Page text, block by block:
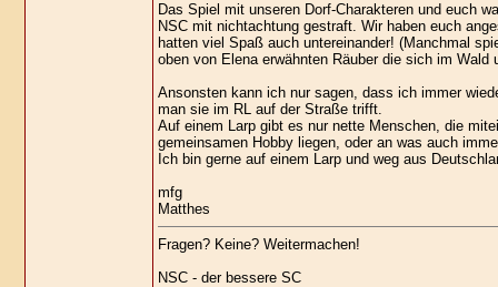
Das Spiel mit unseren Dorf-Charakteren und euch
NSC mit nichtachtung gestraft. Wir haben euch
hatten viel Spaß auch untereinander! (Manchmal
oben von Elena erwähnten Räuber die sich im Wald
Ansonsten kann ich nur sagen, dass ich immer
man sie im RL auf der Straße trifft.
Auf einem Larp gibt es nur nette Menschen, die
gemeinsamen Hobby liegen, oder an was auch
Ich bin gerne auf einem Larp und weg aus
mfg
Matthes
Fragen? Keine? Weitermachen!
NSC - der bessere SC